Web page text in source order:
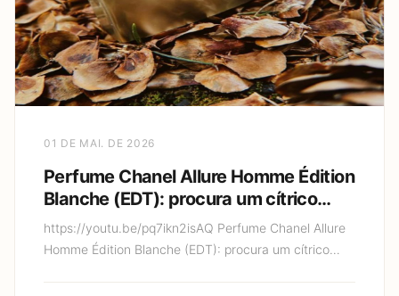
01 DE MAI. DE 2026
Perfume Chanel Allure Homme Édition
Blanche (EDT): procura um cítrico
cremoso de luxo (limão + baunilha)
que parece “perfume de gente rica”?
https://youtu.be/pq7ikn2isAQ Perfume Chanel Allure
Homme Édition Blanche (EDT): procura um cítrico